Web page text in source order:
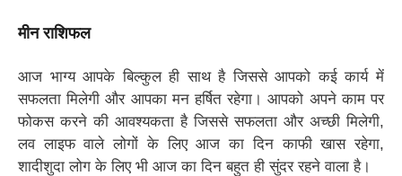
मीन राशिफल
आज भाग्य आपके बिल्कुल ही साथ है जिससे आपको कई कार्य में
सफलता मिलेगी और आपका मन हर्षित रहेगा। आपको अपने काम पर
फोकस करने की आवश्यकता है जिससे सफलता और अच्छी मिलेगी,
लव लाइफ वाले लोगों के लिए आज का दिन काफी खास रहेगा,
शादीशुदा लोग के लिए भी आज का दिन बहुत ही सुंदर रहने वाला है।